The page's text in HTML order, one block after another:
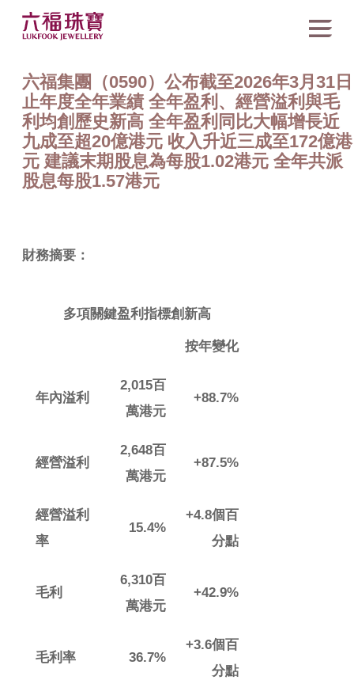
六福集團（0590）公布截至2026年3月31日
止年度全年業績 全年盈利、經營溢利與毛
利均創歷史新高 全年盈利同比大幅增長近
九成至超20億港元 收入升近三成至172億港
元 建議末期股息為每股1.02港元 全年共派
股息每股1.57港元
財務摘要：
多項關鍵盈利指標創新高
按年變化
年內溢利
2,015百
萬港元
+88.7%
經營溢利
2,648百
萬港元
+87.5%
經營溢利
率
15.4%
+4.8個百
分點
毛利
6,310百
萬港元
+42.9%
毛利率 36.7%
+3.6個百
分點